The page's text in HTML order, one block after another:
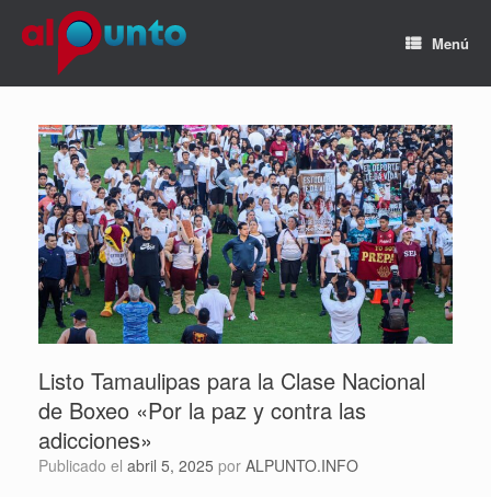
Menú
Listo Tamaulipas para la Clase Nacional
de Boxeo «Por la paz y contra las
adicciones»
Publicado el abril 5, 2025 por ALPUNTO.INFO